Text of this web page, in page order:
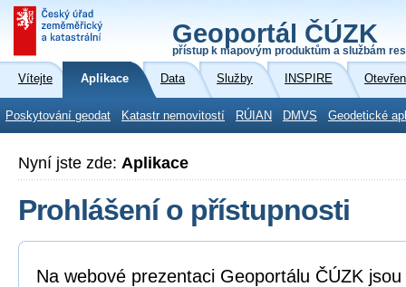
Geoportál ČÚZK
přístup k mapovým produktům a službám
Vítejte Aplikace Data Služby INSPIRE
Poskytování geodat Katastr nemovitostí RÚIAN DMVS Geodetické
Nyní jste zde: Aplikace
Prohlášení o přístupnosti
Na webové prezentaci Geoportálu ČÚZK